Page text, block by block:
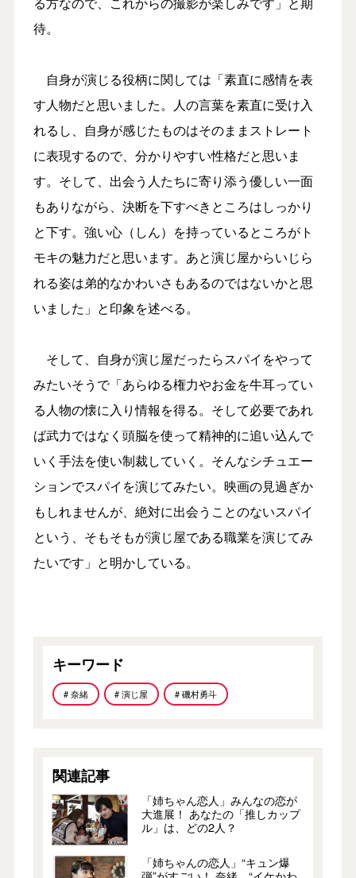
待。
自身が演じる役柄に関しては「素直に感情を表
す人物だと思いました。人の言葉を素直に受け入
れるし、自身が感じたものはそのままストレート
に表現するので、分かりやすい性格だと思いま
す。そして、出会う人たちに寄り添う優しい一面
もありながら、決断を下すべきところはしっかり
と下す。強い心（しん）を持っているところがト
モキの魅力だと思います。あと演じ屋からいじら
れる姿は弟的なかわいさもあるのではないかと思
いました」と印象を述べる。
そして、自身が演じ屋だったらスパイをやって
みたいそうで「あらゆる権力やお金を牛耳ってい
る人物の懐に入り情報を得る。そして必要であれ
ば武力ではなく頭脳を使って精神的に追い込んで
いく手法を使い制裁していく。そんなシチュエー
ションでスパイを演じてみたい。映画の見過ぎか
もしれませんが、絶対に出会うことのないスパイ
という、そもそもが演じ屋である職業を演じてみ
たいです」と明かしている。
キーワード
# 奈緒 # 演じ屋 # 磯村勇斗
関連記事
「姉ちゃん恋人」みんなの恋が
大進展！ あなたの「推しカップ
ル」は、どの2人？
「姉ちゃんの恋人」“キュン爆